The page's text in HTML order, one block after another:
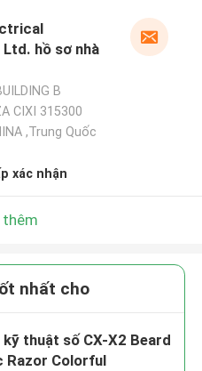
hồ sơ nhà
B
CIXI 315300
,Trung Quốc
xác nhận
thêm
nhất cho
kỹ thuật số CX-X2 Beard
Razor Colorful